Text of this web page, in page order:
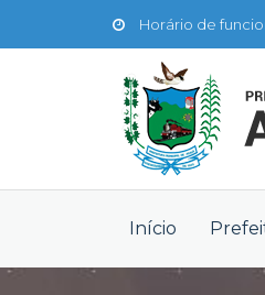
Horário de
Início